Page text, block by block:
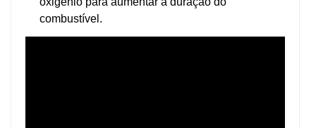
combustível.